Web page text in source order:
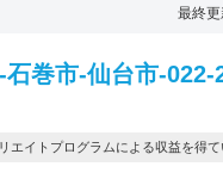
最終
巻市-仙台市-022-
イトプログラムによる収益を得て